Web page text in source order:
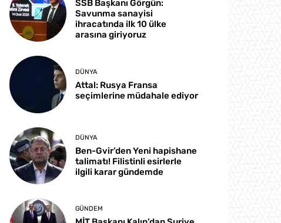
SSB Başkanı Görgün:
Savunma sanayisi
ihracatında ilk 10 ülke
arasına giriyoruz
DÜNYA
Attal: Rusya Fransa
seçimlerine müdahale ediyor
DÜNYA
Ben-Gvir’den Yeni hapishane
talimatı! Filistinli esirlerle
ilgili karar gündemde
GÜNDEM